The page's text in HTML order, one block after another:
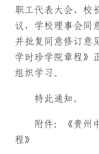
职工代表大会、校
议，学校理事会同
并批复同意修订意
学时珍学院章程》
组织学习。
特此通知。
附件：《贵州
程》